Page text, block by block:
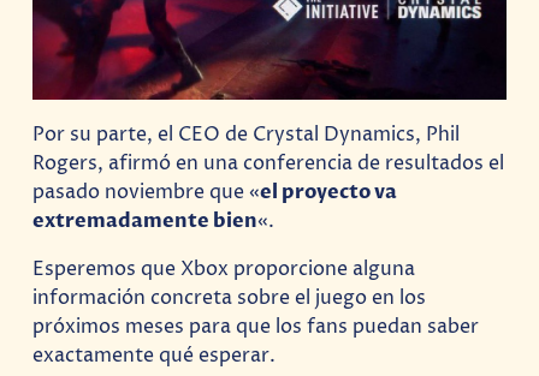
Por su parte, el CEO de Crystal Dynamics, Phil
Rogers, afirmó en una conferencia de resultados el
pasado noviembre que «el proyecto va
extremadamente bien«.
Esperemos que Xbox proporcione alguna
información concreta sobre el juego en los
próximos meses para que los fans puedan saber
exactamente qué esperar.